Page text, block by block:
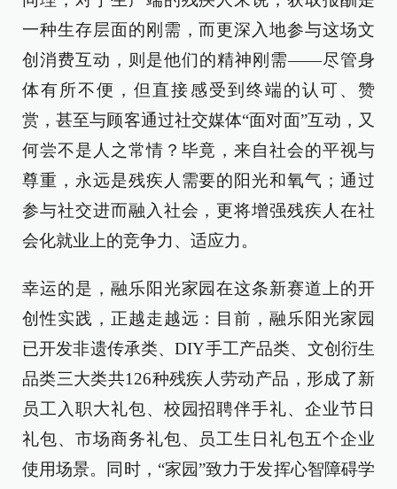
一种生存层面的刚需，而更深入地参与这场文
创消费互动，则是他们的精神刚需——尽管身
体有所不便，但直接感受到终端的认可、赞
赏，甚至与顾客通过社交媒体“面对面”互动，又
何尝不是人之常情？毕竟，来自社会的平视与
尊重，永远是残疾人需要的阳光和氧气；通过
参与社交进而融入社会，更将增强残疾人在社
会化就业上的竞争力、适应力。
幸运的是，融乐阳光家园在这条新赛道上的开
创性实践，正越走越远：目前，融乐阳光家园
已开发非遗传承类、DIY手工产品类、文创衍生
品类三大类共126种残疾人劳动产品，形成了新
员工入职大礼包、校园招聘伴手礼、企业节日
礼包、市场商务礼包、员工生日礼包五个企业
使用场景。同时，“家园”致力于发挥心智障碍学